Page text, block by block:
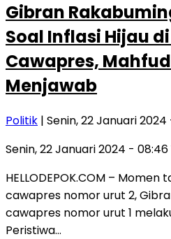
Gibran
Soal Inflasi Hijau
Cawapres,
Menjawab
Politik | Senin, 22 Januari
Senin, 22 Januari 2024 - 08:46
HELLODEPOK.COM –
cawapres nomor urut 2,
cawapres nomor urut 1
Peristiwa…